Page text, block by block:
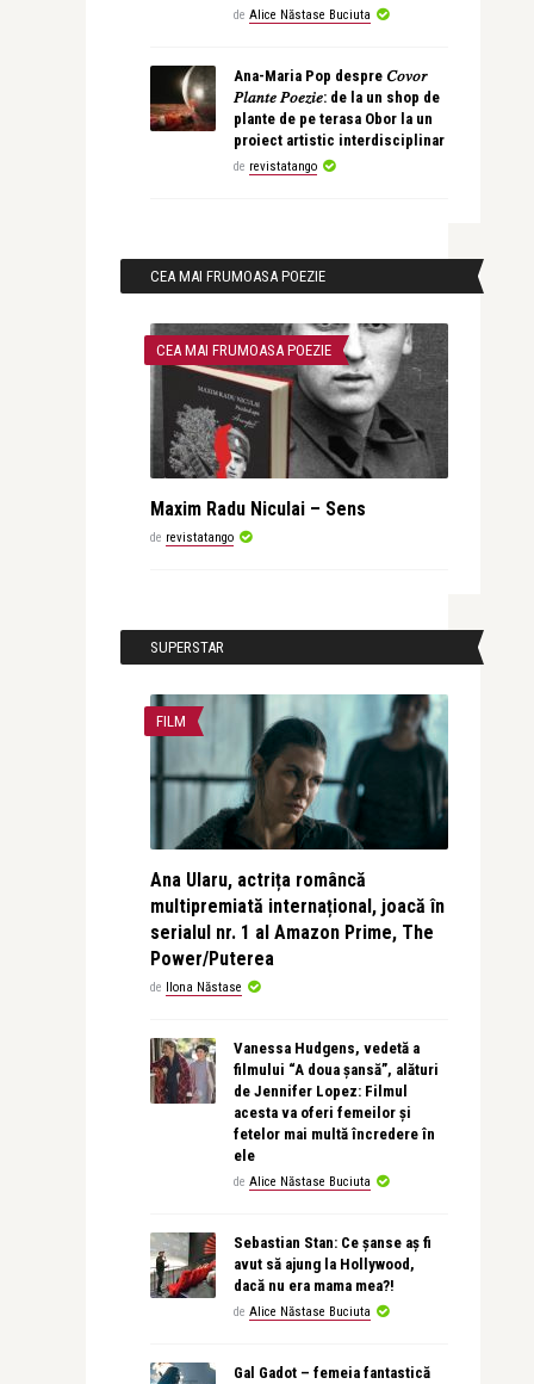
de Alice Năstase Buciuta
Ana-Maria Pop despre 𝐶𝑜𝑣𝑜𝑟
𝑃𝑙𝑎𝑛𝑡𝑒 𝑃𝑜𝑒𝑧𝑖𝑒: de la un shop de
plante de pe terasa Obor la un
proiect artistic interdisciplinar
de revistatango
CEA MAI FRUMOASA POEZIE
CEA MAI FRUMOASA POEZIE
Maxim Radu Niculai – Sens
de revistatango
SUPERSTAR
FILM
Ana Ularu, actrița româncă
multipremiată internațional, joacă în
serialul nr. 1 al Amazon Prime, The
Power/Puterea
de Ilona Năstase
Vanessa Hudgens, vedetă a
filmului “A doua șansă”, alături
de Jennifer Lopez: Filmul
acesta va oferi femeilor și
fetelor mai multă încredere în
ele
de Alice Năstase Buciuta
Sebastian Stan: Ce șanse aș fi
avut să ajung la Hollywood,
dacă nu era mama mea?!
de Alice Năstase Buciuta
Gal Gadot – femeia fantastică